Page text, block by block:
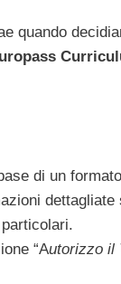
quando
di un
“Autorizzo il